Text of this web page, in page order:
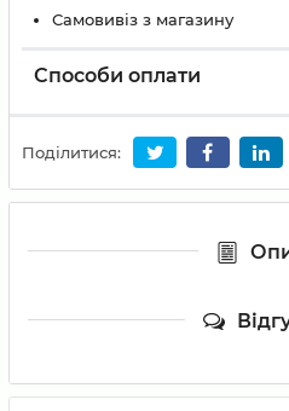
Самовивіз з магазину
Способи оплати
Поділитися: